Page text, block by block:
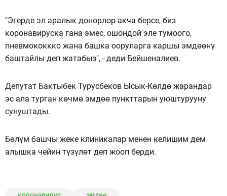
"Эгерде эл аралык донорлор акча берсе, биз
коронавируска гана эмес, ошондой эле тумоого,
пневмококкко жана башка ооруларга каршы эмдөөнү
баштайлы деп жатабыз", - деди Бейшеналиев.
Депутат Бактыбек Турусбеков Ысык-Көлдө жарандар
эс ала турган көчмө эмдөө пункттарын уюштурууну
сунуштады.
Бөлүм башчы жеке клиникалар менен келишим дем
алышка чейин түзүлөт деп жооп берди.